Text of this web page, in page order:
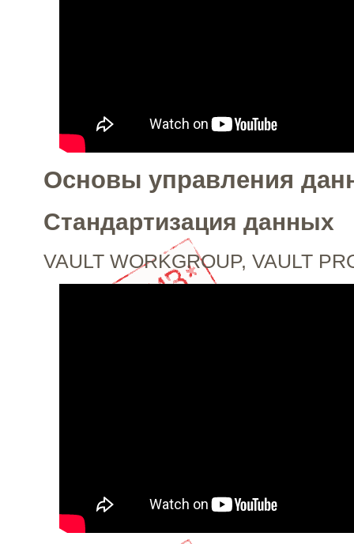
Основы управления
Стандартизация данных
VAULT WORKGROUP, VAULT